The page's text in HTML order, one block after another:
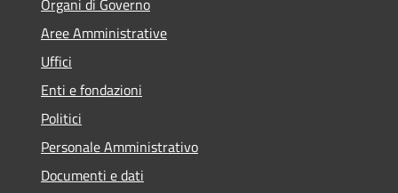
Organi di Governo
Aree Amministrative
Uffici
Enti e fondazioni
Politici
Personale Amministrativo
Documenti e dati